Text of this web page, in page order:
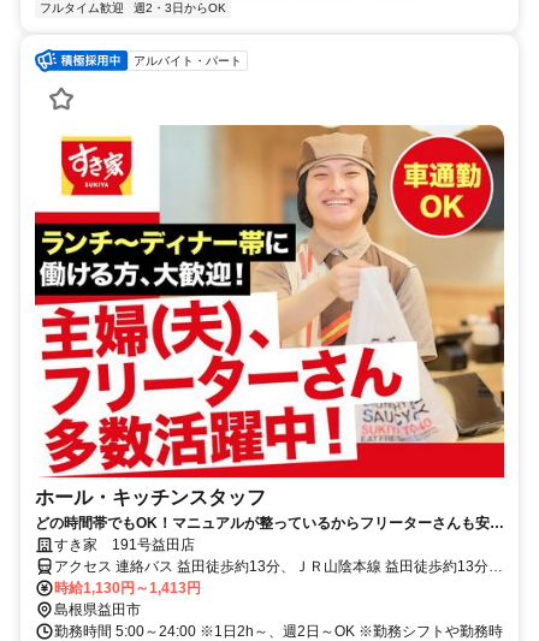
フルタイム歓迎
週2・3日からOK
アルバイト・パート
ホール・キッチンスタッフ
どの時間帯でもOK！マニュアルが整っているからフリーターさんも安心
です♪すき家 191号益田店
アクセス 連絡バス 益田徒歩約13分、ＪＲ山陰本線 益田徒歩約13分、
ＪＲ山口線 益田徒歩約13分 【車通勤OK】益田駅より車5分、徒歩13
分
時給1,130円～1,413円
島根県益田市
勤務時間 5:00～24:00 ※1日2h～、週2日～OK ※勤務シフトや勤務時